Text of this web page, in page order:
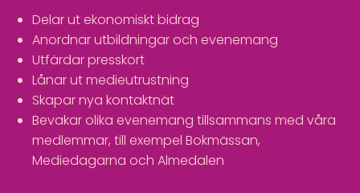
Delar ut ekonomiskt bidrag
Anordnar utbildningar och evenemang
Utfärdar presskort
Lånar ut medieutrustning
Skapar nya kontaktnät
Bevakar olika evenemang tillsammans med våra
medlemmar, till exempel Bokmässan,
Mediedagarna och Almedalen